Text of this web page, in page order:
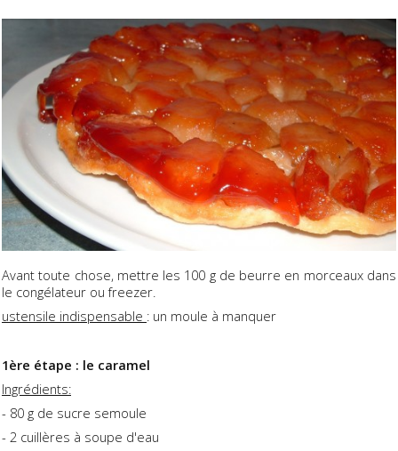
Avant toute chose, mettre les 100 g de beurre en morceaux dans
le congélateur ou freezer.
ustensile indispensable : un moule à manquer
1ère étape : le caramel
Ingrédients:
- 80 g de sucre semoule
- 2 cuillères à soupe d'eau